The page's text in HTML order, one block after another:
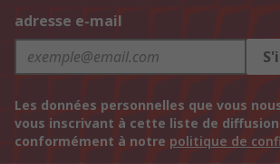
adresse e-mail
Les données personnelles que vous
vous inscrivant à cette liste de
conformément à notre politique de